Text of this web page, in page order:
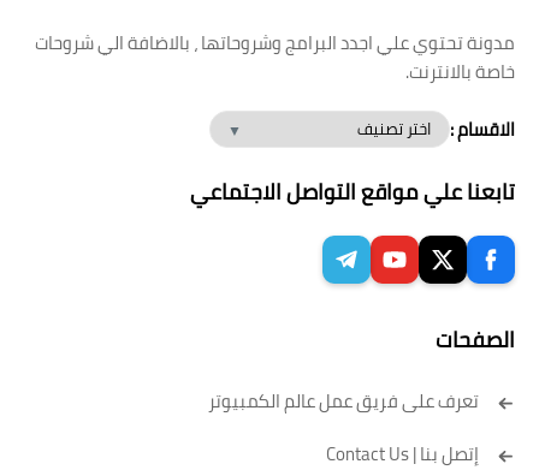
مدونة تحتوي علي اجدد البرامج وشروحاتها ، بالاضافة الي شروحات
خاصة بالانترنت.
الاقسام :
تابعنا علي مواقع التواصل الاجتماعي
الصفحات
تعرف على فريق عمل عالم الكمبيوتر
إتصل بنا | Contact Us